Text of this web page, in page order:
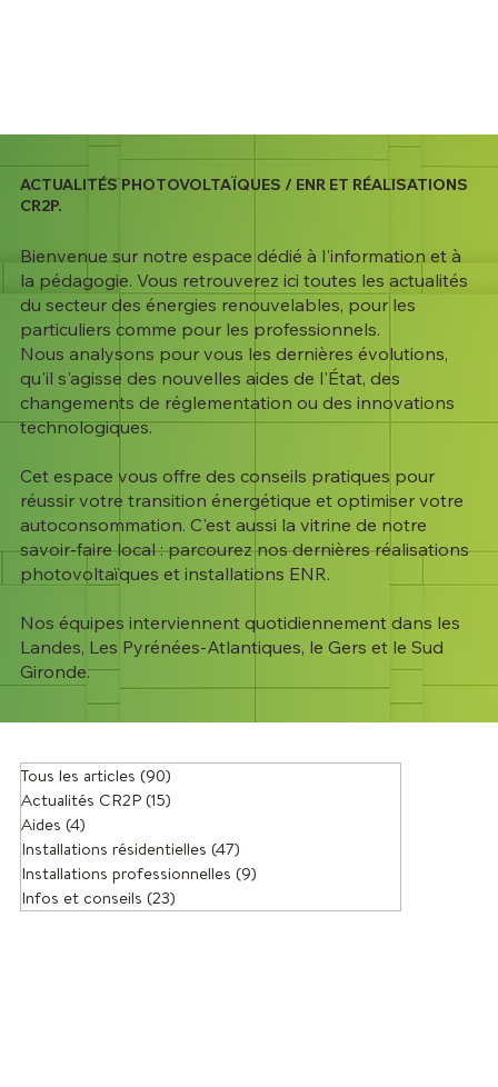
ACTUALITÉS PHOTOVOLTAÏQUES / ENR ET RÉALISATIONS
CR2P.
Bienvenue sur notre espace dédié à l'information et à
la pédagogie. Vous retrouverez ici toutes les actualités
du secteur des énergies renouvelables, pour les
particuliers comme pour les professionnels.
Nous analysons pour vous les dernières évolutions,
qu'il s'agisse des nouvelles aides de l'État, des
changements de réglementation ou des innovations
technologiques.
Cet espace vous offre des conseils pratiques pour
réussir votre transition énergétique et optimiser votre
autoconsommation. C'est aussi la vitrine de notre
savoir-faire local : parcourez nos dernières réalisations
photovoltaïques et installations ENR.
Nos équipes interviennent quotidiennement dans les
Landes, Les Pyrénées-Atlantiques, le Gers et le Sud
Gironde.
Tous les articles (90)
Actualités CR2P(15)
Aides (4)
Installations résidentielles (47)
Installations professionnelles (9)
Infos et conseils (23)